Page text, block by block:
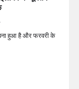
हुआ है और फरवरी के